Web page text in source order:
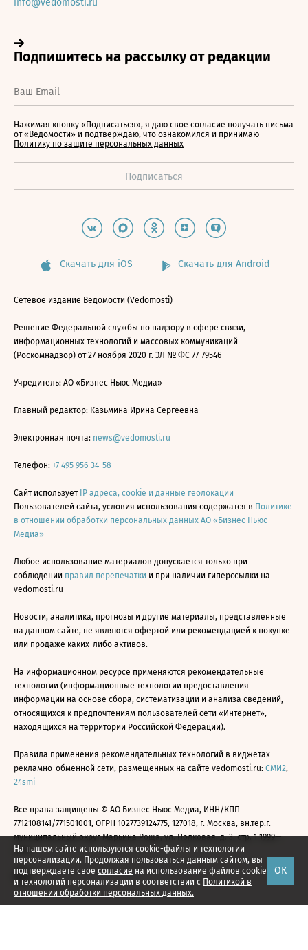
На нашем сайте используются cookie-файлы и технологии
персонализации. Продолжая пользоваться данным сайтом, вы
подтверждаете свое согласие на использование файлов cookie
и технологий персонализации в соответствии с Политикой в
отношении обработки персональных данных.
ОК
info@vedomosti.ru
Нажимая кнопку «Подписаться», я даю свое согласие получать письма
от «Ведомости» и подтверждаю, что ознакомился и принимаю
Политику по защите персональных данных
Скачать для iOS Скачать для Android
Сетевое издание Ведомости (Vedomosti)
Решение Федеральной службы по надзору в сфере связи,
информационных технологий и массовых коммуникаций
(Роскомнадзор) от 27 ноября 2020 г. ЭЛ № ФС 77-79546
Учредитель: АО «Бизнес Ньюс Медиа»
Главный редактор: Казьмина Ирина Сергеевна
Электронная почта: news@vedomosti.ru
Телефон: +7 495 956-34-58
Сайт использует IP адреса, cookie и данные геолокации
Пользователей сайта, условия использования содержатся в Политике
в отношении обработки персональных данных АО «Бизнес Ньюс
Медиа»
Любое использование материалов допускается только при
соблюдении правил перепечатки и при наличии гиперссылки на
vedomosti.ru
Новости, аналитика, прогнозы и другие материалы, представленные
на данном сайте, не являются офертой или рекомендацией к покупке
или продаже каких-либо активов.
На информационном ресурсе применяются рекомендательные
технологии (информационные технологии предоставления
информации на основе сбора, систематизации и анализа сведений,
относящихся к предпочтениям пользователей сети «Интернет»,
находящихся на территории Российской Федерации).
Правила применения рекомендательных технологий в виджетах
рекламно-обменной сети, размещенных на сайте vedomosti.ru: СМИ2,
24smi
Все права защищены © АО Бизнес Ньюс Медиа, ИНН/КПП
7712108141/771501001, ОГРН 1027739124775, 127018, г. Москва, вн.тер.г.
муниципальный округ Марьина Роща, ул. Полковая, д. 3, стр. 1 1999—
2026